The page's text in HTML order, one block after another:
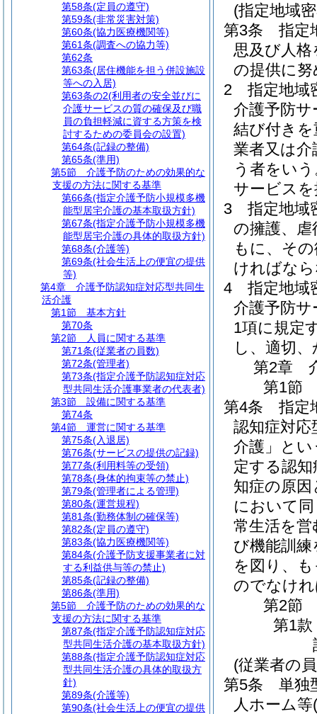
(指定地域
第3条
指定
思及び人
の提供に
2
指定地域
介護予防
結び付き
業者又は
う者をい
サービス
3
指定地域
の擁護、
もに、そ
ければな
4
指定地域
介護予防
1項に規定
し、適切
第2章
第1節
第4条
指定
認知症対応
介護」とい
定する認
知症の原
において
常生活を
び機能訓
を図り、
のでなけ
第2節
第1款
(従業者の
第5条
単独
人ホーム等
第58条(定員の遵守)
第59条(非常災害対策)
第60条(協力医療機関等)
第61条(調査への協力等)
第62条
第63条(居住機能を担う併設施設
等への入居)
第63条の2(利用者の安全並びに
介護サービスの質の確保及び職
員の負担軽減に資する方策を検
討するための委員会の設置)
第64条(記録の整備)
第65条(準用)
第5節
介護予防のための効果的な
支援の方法に関する基準
第66条(指定介護予防小規模多機
能型居宅介護の基本取扱方針)
第67条(指定介護予防小規模多機
能型居宅介護の具体的取扱方針)
第68条(介護等)
第69条(社会生活上の便宜の提供
等)
第4章
介護予防認知症対応型共同生
活介護
第1節
基本方針
第70条
第2節
人員に関する基準
第71条(従業者の員数)
第72条(管理者)
第73条(指定介護予防認知症対応
型共同生活介護事業者の代表者)
第3節
設備に関する基準
第74条
第4節
運営に関する基準
第75条(入退居)
第76条(サービスの提供の記録)
第77条(利用料等の受領)
第78条(身体的拘束等の禁止)
第79条(管理者による管理)
第80条(運営規程)
第81条(勤務体制の確保等)
第82条(定員の遵守)
第83条(協力医療機関等)
第84条(介護予防支援事業者に対
する利益供与等の禁止)
第85条(記録の整備)
第86条(準用)
第5節
介護予防のための効果的な
支援の方法に関する基準
第87条(指定介護予防認知症対応
型共同生活介護の基本取扱方針)
第88条(指定介護予防認知症対応
型共同生活介護の具体的取扱方
針)
第89条(介護等)
第90条(社会生活上の便宜の提供